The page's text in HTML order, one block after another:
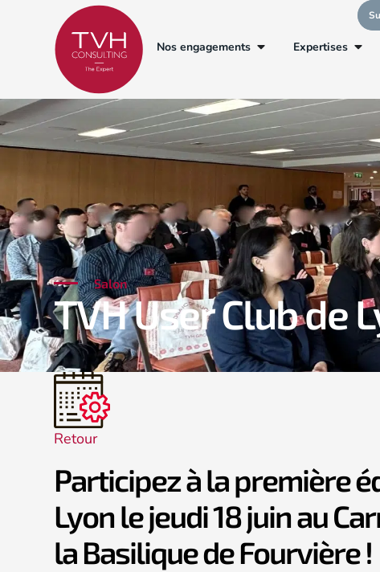
Nos engagements Expertises
Salon
TVH User Club de
Retour
Participez à la première
Lyon le jeudi 18 juin au
la Basilique de Fourvière !